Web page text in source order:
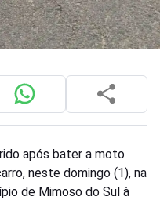
após bater a moto
neste domingo (1), na
de Mimoso do Sul à